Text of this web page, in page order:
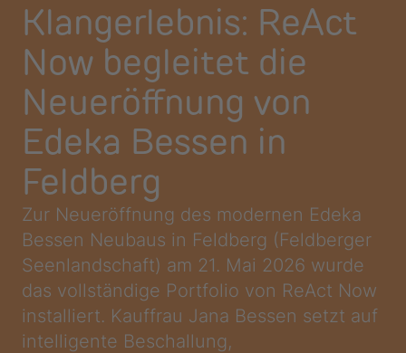
Klangerlebnis: ReAct
Now begleitet die
Neueröffnung von
Edeka Bessen in
Feldberg
Zur Neueröffnung des modernen Edeka
Bessen Neubaus in Feldberg (Feldberger
Seenlandschaft) am 21. Mai 2026 wurde
das vollständige Portfolio von ReAct Now
installiert. Kauffrau Jana Bessen setzt auf
intelligente Beschallung,